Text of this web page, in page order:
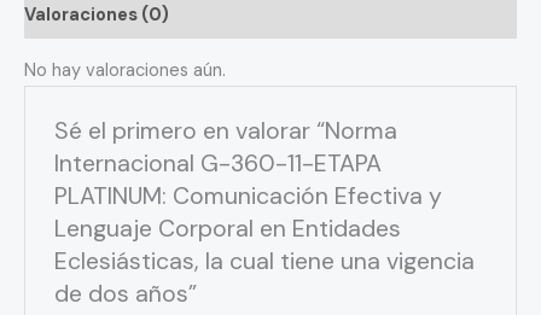
dos
años
cantidad
Valoraciones (0)
No hay valoraciones aún.
Sé el primero en valorar “Norma
Internacional G-360-11-ETAPA
PLATINUM: Comunicación Efectiva y
Lenguaje Corporal en Entidades
Eclesiásticas, la cual tiene una vigencia
de dos años”